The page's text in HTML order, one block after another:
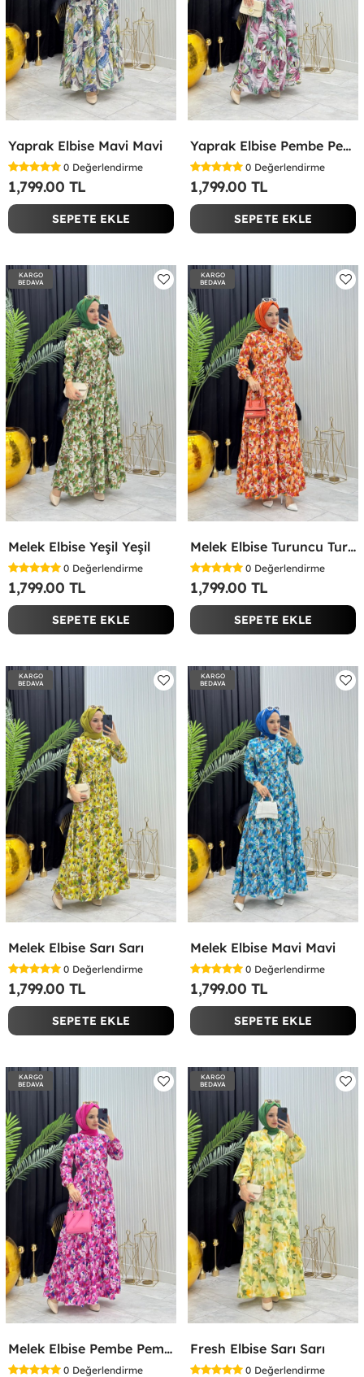
Yaprak Elbise Mavi Mavi
0 Değerlendirme
1,799.00 TL
SEPETE EKLE
Yaprak Elbise Pembe Pembe
0 Değerlendirme
1,799.00 TL
SEPETE EKLE
KARGO
BEDAVA
Melek Elbise Yeşil Yeşil
0 Değerlendirme
1,799.00 TL
SEPETE EKLE
KARGO
BEDAVA
Melek Elbise Turuncu Turuncu
0 Değerlendirme
1,799.00 TL
SEPETE EKLE
KARGO
BEDAVA
Melek Elbise Sarı Sarı
0 Değerlendirme
1,799.00 TL
SEPETE EKLE
KARGO
BEDAVA
Melek Elbise Mavi Mavi
0 Değerlendirme
1,799.00 TL
SEPETE EKLE
KARGO
BEDAVA
Melek Elbise Pembe Pembe
0 Değerlendirme
KARGO
BEDAVA
Fresh Elbise Sarı Sarı
0 Değerlendirme